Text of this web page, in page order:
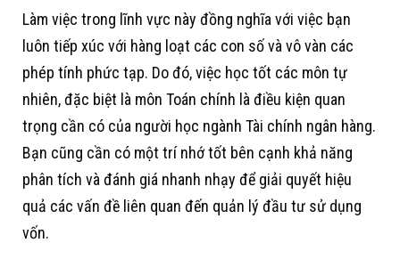
Làm việc trong lĩnh vực này đồng nghĩa với việc bạn
luôn tiếp xúc với hàng loạt các con số và vô vàn các
phép tính phức tạp. Do đó, việc học tốt các môn tự
nhiên, đặc biệt là môn Toán chính là điều kiện quan
trọng cần có của người học ngành Tài chính ngân hàng.
Bạn cũng cần có một trí nhớ tốt bên cạnh khả năng
phân tích và đánh giá nhanh nhạy để giải quyết hiệu
quả các vấn đề liên quan đến quản lý đầu tư sử dụng
vốn.